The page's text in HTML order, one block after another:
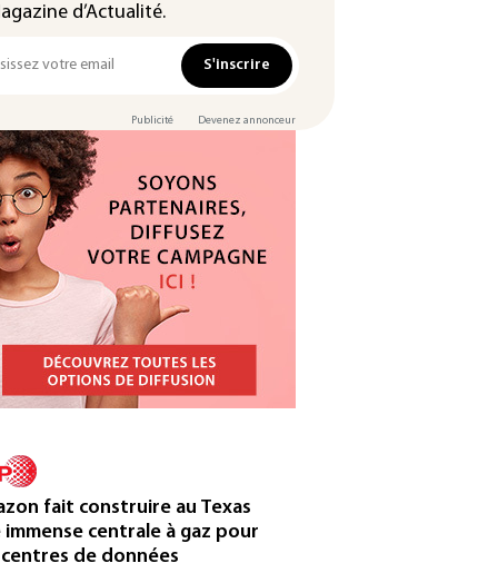
d’Actualité.
S'inscrire
Publicité Devenez annonceur
fait construire au Texas
immense centrale à gaz pour
centres de données